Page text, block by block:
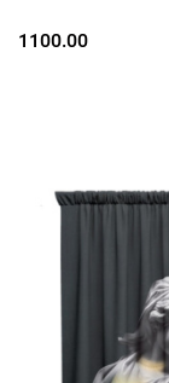
1100.00